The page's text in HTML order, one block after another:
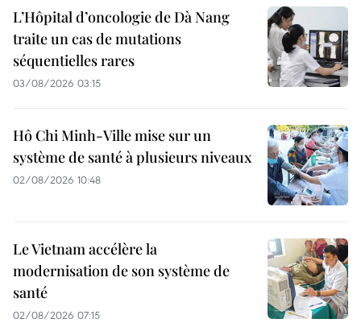
L’Hôpital d’oncologie de Dà Nang
traite un cas de mutations
séquentielles rares
03/08/2026 03:15
Hô Chi Minh-Ville mise sur un
système de santé à plusieurs niveaux
02/08/2026 10:48
Le Vietnam accélère la
modernisation de son système de
santé
02/08/2026 07:15